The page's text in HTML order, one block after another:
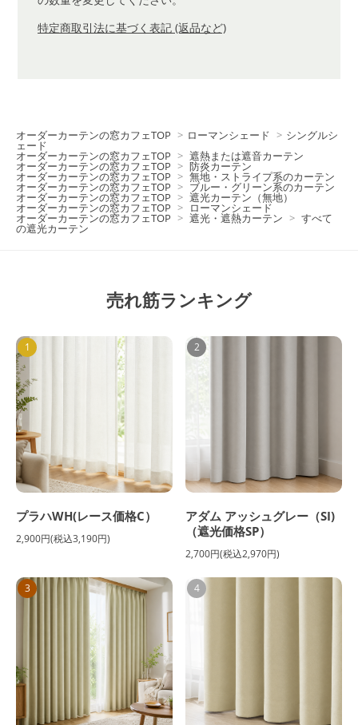
特定商取引法に基づく表記 (返品など)
オーダーカーテンの窓カフェTOP > ローマンシェード > シングルシ
ェード
オーダーカーテンの窓カフェTOP > 遮熱または遮音カーテン
オーダーカーテンの窓カフェTOP > 防炎カーテン
オーダーカーテンの窓カフェTOP > 無地・ストライプ系のカーテン
オーダーカーテンの窓カフェTOP > ブルー・グリーン系のカーテン
オーダーカーテンの窓カフェTOP > 遮光カーテン（無地）
オーダーカーテンの窓カフェTOP > ローマンシェード
オーダーカーテンの窓カフェTOP > 遮光・遮熱カーテン > すべて
の遮光カーテン
売れ筋ランキング
1
プラハWH(レース価格C）
2,900円(税込3,190円)
2
アダム アッシュグレー（SI)
（遮光価格SP）
2,700円(税込2,970円)
3 4